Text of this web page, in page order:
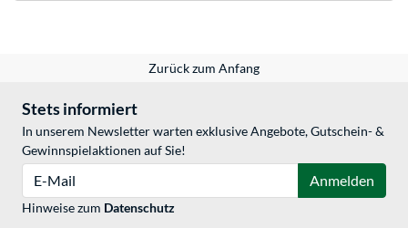
Zurück zum Anfang
Stets informiert
In unserem Newsletter warten exklusive Angebote, Gutschein- &
Gewinnspielaktionen auf Sie!
Anmelden
Hinweise zum Datenschutz